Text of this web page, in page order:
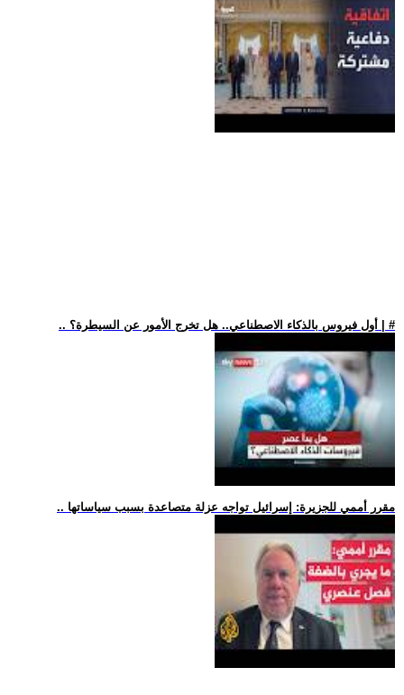
.. أول فيروس بالذكاء الاصطناعي.. هل تخرج الأمور عن السيطرة؟ | #
.. مقرر أممي للجزيرة: إسرائيل تواجه عزلة متصاعدة بسبب سياساتها